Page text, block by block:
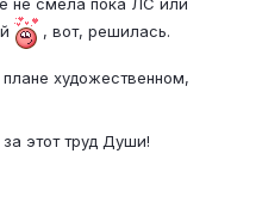
не смела пока ЛС или
, вот, решилась.
художественном,
этот труд Души!